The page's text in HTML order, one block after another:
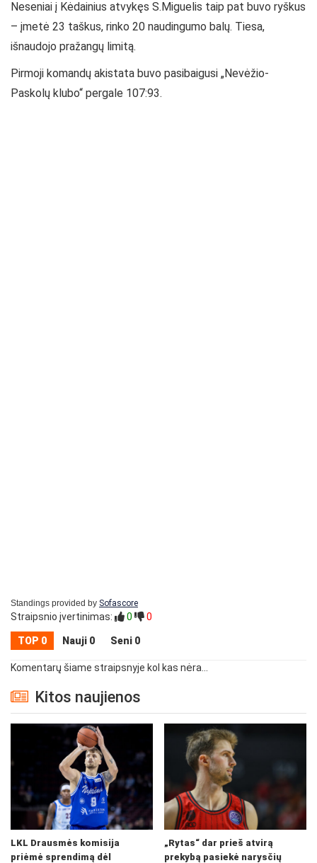
Neseniai į Kėdainius atvykęs S.Miguelis taip pat buvo ryškus
– įmetė 23 taškus, rinko 20 naudingumo balų. Tiesa,
išnaudojo pražangų limitą.
Pirmoji komandų akistata buvo pasibaigusi „Nevėžio-
Paskolų klubo“ pergale 107:93.
Standings provided by Sofascore
Straipsnio įvertinimas: 0 0
TOP 0 Nauji 0 Seni 0
Komentarų šiame straipsnyje kol kas nėra...
Kitos naujienos
LKL Drausmės komisija
priėmė sprendimą dėl
„Rytas“ dar prieš atvirą
prekybą pasiekė narysčių